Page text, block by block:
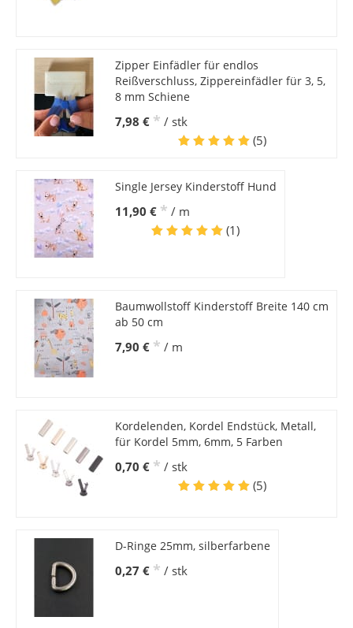
Zipper Einfädler für endlos
Reißverschluss, Zippereinfädler für 3, 5,
8 mm Schiene
7,98 € * / stk
(5)
Single Jersey Kinderstoff Hund
11,90 € * / m
(1)
Baumwollstoff Kinderstoff Breite 140 cm
ab 50 cm
7,90 € * / m
Kordelenden, Kordel Endstück, Metall,
für Kordel 5mm, 6mm, 5 Farben
0,70 € * / stk
(5)
D-Ringe 25mm, silberfarbene
0,27 € * / stk